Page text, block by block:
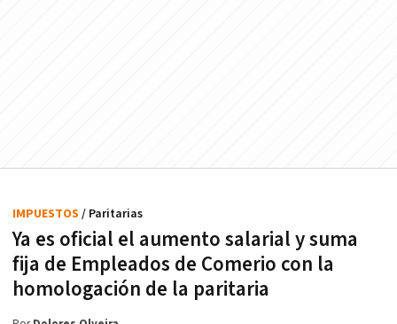
Ya es oficial el aumento salarial y suma
fija de Empleados de Comerio con la
homologación de la paritaria
IMPUESTOS / Paritarias